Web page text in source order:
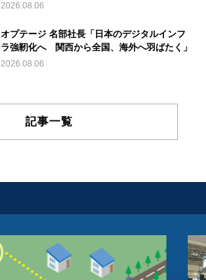
2026.08.06
オプテージ 名部社長「日本のデジタルインフ
ラ強靭化へ 関西から全国、海外へ羽ばたく」
2026.08.06
記事一覧